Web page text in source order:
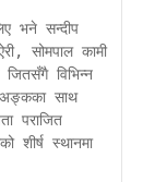
भने सन्दीप
सोमपाल कामी
विभिन्न
अङ्कका साथ
पराजित
स्थानमा